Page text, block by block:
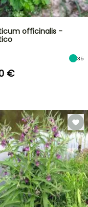
officinalis -
35
€